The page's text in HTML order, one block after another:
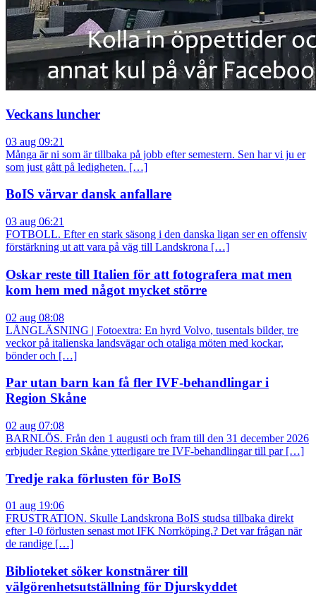
Veckans luncher
03 aug 09:21
Många är ni som är tillbaka på jobb efter semestern. Sen har vi ju er
som just gått på ledigheten. […]
BoIS värvar dansk anfallare
03 aug 06:21
FOTBOLL. Efter en stark säsong i den danska ligan ser en offensiv
förstärkning ut att vara på väg till Landskrona […]
Oskar reste till Italien för att fotografera mat men
kom hem med något mycket större
02 aug 08:08
LÅNGLÄSNING | Fotoextra: En hyrd Volvo, tusentals bilder, tre
veckor på italienska landsvägar och otaliga möten med kockar,
bönder och […]
Par utan barn kan få fler IVF-behandlingar i
Region Skåne
02 aug 07:08
BARNLÖS. Från den 1 augusti och fram till den 31 december 2026
erbjuder Region Skåne ytterligare tre IVF-behandlingar till par […]
Tredje raka förlusten för BoIS
01 aug 19:06
FRUSTRATION. Skulle Landskrona BoIS studsa tillbaka direkt
efter 1-0 förlusten senast mot IFK Norrköping.? Det var frågan när
de randige […]
Biblioteket söker konstnärer till
välgörenhetsutställning för Djurskyddet